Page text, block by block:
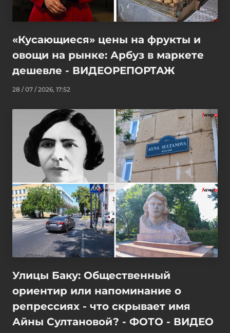
«Кусающиеся» цены на фрукты и
овощи на рынке: Арбуз в маркете
дешевле - ВИДЕОРЕПОРТАЖ
28 / 07 / 2026, 17:52
Улицы Баку: Общественный
ориентир или напоминание о
репрессиях - что скрывает имя
Айны Султановой? - ФОТО - ВИДЕО